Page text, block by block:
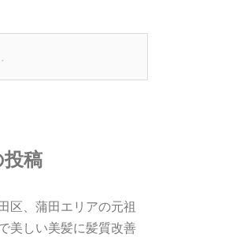
投稿
区、蒲田エリアの元祖
美しい美髪に髪質改善